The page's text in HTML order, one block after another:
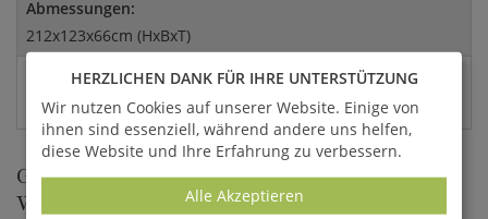
Abmessungen:
212x123x66cm (HxBxT)
4260218383890
GROSSE DELFIN-SKULPTUR ALS W
ASSERSPEIER AUS BRONZE
HERZLICHEN DANK FÜR IHRE UNTERSTÜTZUNG
Wir nutzen Cookies auf unserer Website. Einige von
ihnen sind essenziell, während andere uns helfen,
diese Website und Ihre Erfahrung zu verbessern.
Alle Akzeptieren